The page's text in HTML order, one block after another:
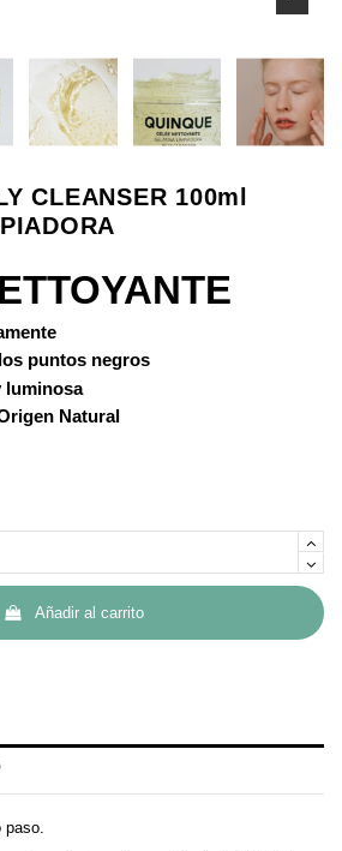
CLEANSER 100ml
puntos negros
luminosa
Natural
Añadir al carrito
paso.